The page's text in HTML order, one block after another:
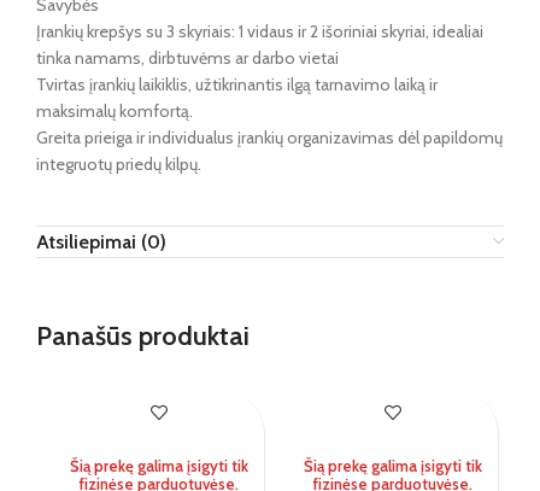
Savybės
Įrankių krepšys su 3 skyriais: 1 vidaus ir 2 išoriniai skyriai, idealiai
tinka namams, dirbtuvėms ar darbo vietai
Tvirtas įrankių laikiklis, užtikrinantis ilgą tarnavimo laiką ir
maksimalų komfortą.
Greita prieiga ir individualus įrankių organizavimas dėl papildomų
integruotų priedų kilpų.
Atsiliepimai (0)
Panašūs produktai
Šią prekę galima įsigyti tik
fizinėse parduotuvėse.
Šią prekę galima įsigyti tik
fizinėse parduotuvėse.